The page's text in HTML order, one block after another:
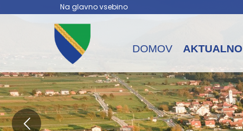
Na glavno vsebino
DOMOV AKTUALNO